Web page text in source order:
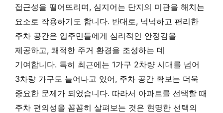
접근성을 떨어뜨리며, 심지어는 단지의 미관을 해치는
요소로 작용하기도 합니다. 반대로, 넉넉하고 편리한
주차 공간은 입주민들에게 심리적인 안정감을
제공하고, 쾌적한 주거 환경을 조성하는 데
기여합니다. 특히 최근에는 1가구 2차량 시대를 넘어
3차량 가구도 늘어나고 있어, 주차 공간 확보는 더욱
중요한 문제가 되었습니다. 따라서 아파트를 선택할 때
주차 편의성을 꼼꼼히 살펴보는 것은 현명한 선택의